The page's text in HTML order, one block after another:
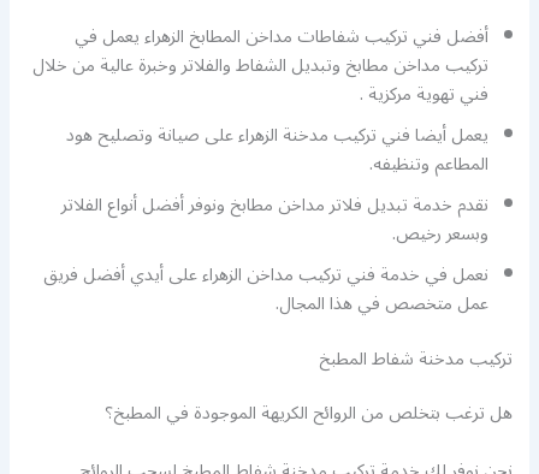
أفضل فني تركيب شفاطات مداخن المطابخ الزهراء يعمل في
تركيب مداخن مطابخ وتبديل الشفاط والفلاتر وخبرة عالية من خلال
فني تهوية مركزية .
يعمل أيضا فني تركيب مدخنة الزهراء على صيانة وتصليح هود
المطاعم وتنظيفه.
نقدم خدمة تبديل فلاتر مداخن مطابخ ونوفر أفضل أنواع الفلاتر
وبسعر رخيص.
نعمل في خدمة فني تركيب مداخن الزهراء على أيدي أفضل فريق
عمل متخصص في هذا المجال.
تركيب مدخنة شفاط المطبخ
هل ترغب بتخلص من الروائح الكريهة الموجودة في المطبخ؟